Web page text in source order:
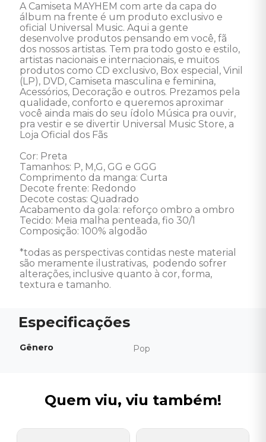
A Camiseta MAYHEM com arte da capa do
álbum na frente é um produto exclusivo e
oficial Universal Music. Aqui a gente
desenvolve produtos pensando em você, fã
dos nossos artistas. Tem pra todo gosto e estilo,
artistas nacionais e internacionais, e muitos
produtos como CD exclusivo, Box especial, Vinil
(LP), DVD, Camiseta masculina e feminina,
Acessórios, Decoração e outros. Prezamos pela
qualidade, conforto e queremos aproximar
você ainda mais do seu ídolo Música pra ouvir,
pra vestir e se divertir Universal Music Store, a
Loja Oficial dos Fãs
Cor: Preta
Tamanhos: P, M,G, GG e GGG
Comprimento da manga: Curta
Decote frente: Redondo
Decote costas: Quadrado
Acabamento da gola: reforço ombro a ombro
Tecido: Meia malha penteada, fio 30/1
Composição: 100% algodão
*todas as perspectivas contidas neste material
são meramente ilustrativas,  podendo sofrer
alterações, inclusive quanto à cor, forma,
textura e tamanho.
Gênero Pop
Quem viu, viu também!